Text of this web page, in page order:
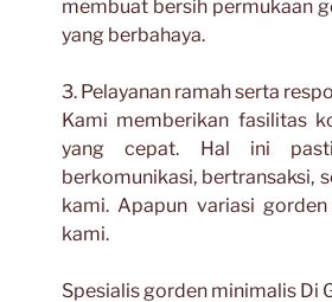
membuat bersih permukaan
yang berbahaya.
3. Pelayanan ramah serta
Kami memberikan fasilitas
yang cepat. Hal ini
berkomunikasi, bertransaksi,
kami. Apapun variasi
kami.
Spesialis gorden minimalis Di